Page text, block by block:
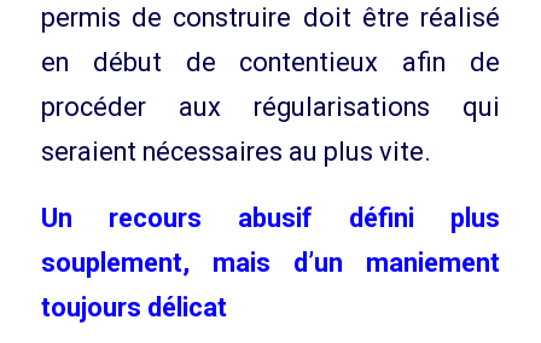
permis de construire doit être réalisé
en début de contentieux afin de
procéder aux régularisations qui
seraient nécessaires au plus vite.
Un recours abusif défini plus
souplement, mais d’un maniement
toujours délicat